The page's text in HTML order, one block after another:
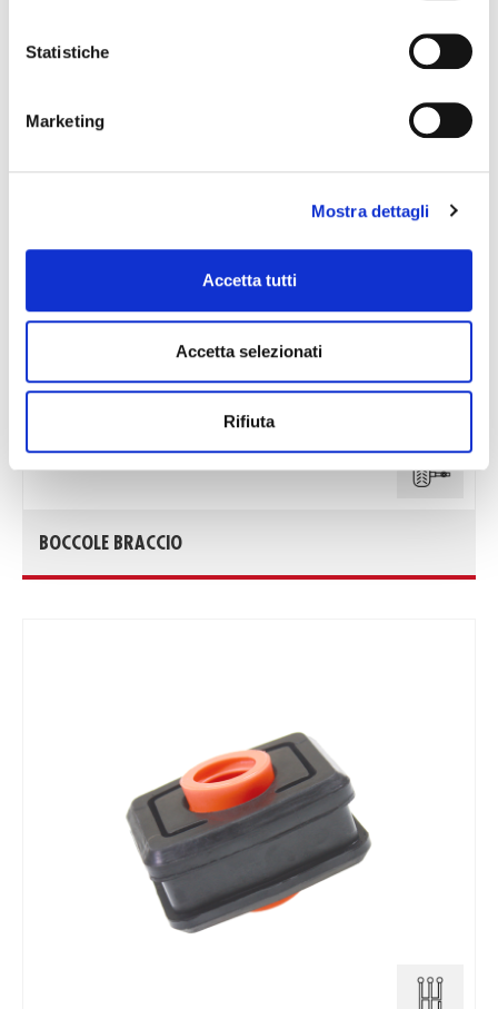
Statistiche
Marketing
Mostra dettagli
Accetta tutti
Accetta selezionati
Rifiuta
BOCCOLE BRACCIO